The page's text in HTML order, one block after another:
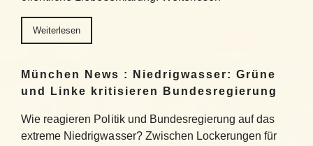
Weiterlesen
München News : Niedrigwasser: Grüne
und Linke kritisieren Bundesregierung
Wie reagieren Politik und Bundesregierung auf das
extreme Niedrigwasser? Zwischen Lockerungen für